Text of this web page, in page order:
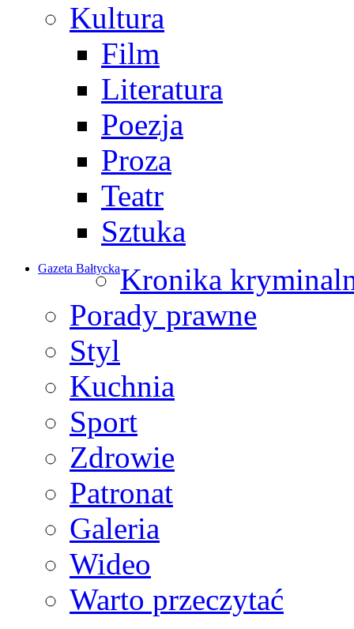
Kultura
Film
Literatura
Poezja
Proza
Teatr
Sztuka
Gazeta BałtyckaKronika
Porady prawne
Styl
Kuchnia
Sport
Zdrowie
Patronat
Galeria
Wideo
Warto przeczytać